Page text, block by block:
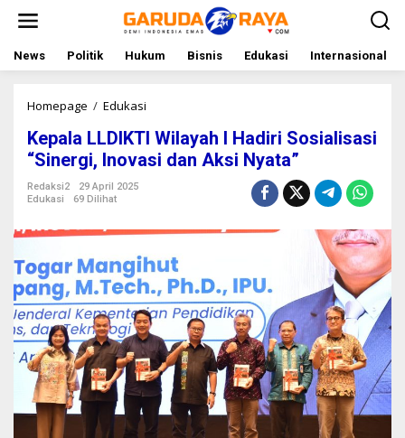
t
News Politik Hukum Bisnis Edukasi Internasional
Homepage / Edukasi
a
l
D
K
T
I
W
i
a
y
a
Kepala LLDIKTI Wilayah l Hadiri Sosialisasi
“Sinergi, Inovasi dan Aksi Nyata”
Redaksi2
29 April 2025
Edukasi
69 Dilihat